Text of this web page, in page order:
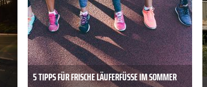
5 TIPPS FÜR FRISCHE LÄUFERFÜSSE IM SOMMER